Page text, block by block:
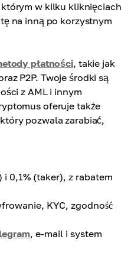
w kilku kliknięciach
na inną po korzystnym
płatności, takie jak
P2P. Twoje środki są
z AML i innym
oferuje także
pozwala zarabiać,
i 0,1% (taker), z rabatem
KYC, zgodność
, e-mail i system